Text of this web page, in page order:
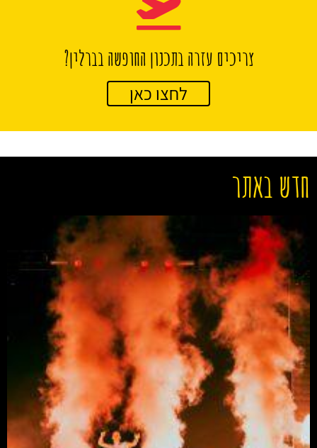
צריכים עזרה בתכנון החופשה בברלין?
לחצו כאן
חדש באתר